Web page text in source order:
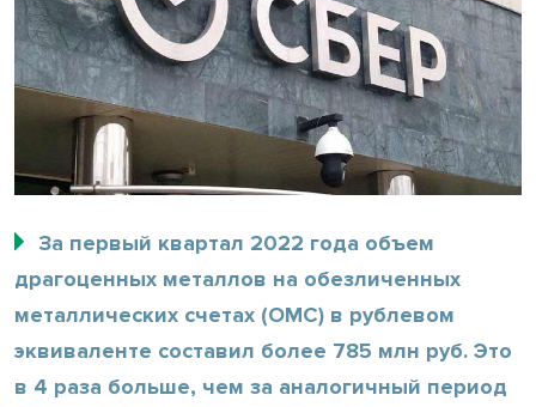
За первый квартал 2022 года объем
драгоценных металлов на обезличенных
металлических счетах (ОМС) в рублевом
эквиваленте составил более 785 млн руб. Это
в 4 раза больше, чем за аналогичный период